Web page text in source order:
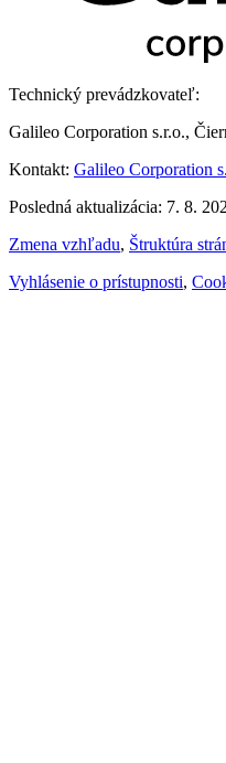
Technický prevádzkovateľ:
Galileo Corporation s.r.o.,
Kontakt: Galileo Corporation
Posledná aktualizácia: 7. 8.
Zmena vzhľadu, Štruktúra
Vyhlásenie o prístupnosti,